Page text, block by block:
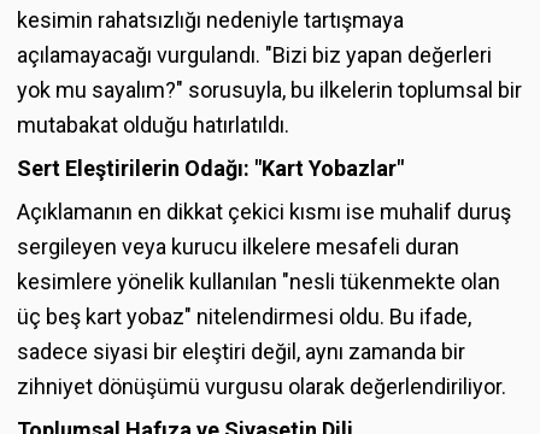
kesimin rahatsızlığı nedeniyle tartışmaya
açılamayacağı vurgulandı. "Bizi biz yapan değerleri
yok mu sayalım?" sorusuyla, bu ilkelerin toplumsal bir
mutabakat olduğu hatırlatıldı.
Sert Eleştirilerin Odağı: "Kart Yobazlar"
Açıklamanın en dikkat çekici kısmı ise muhalif duruş
sergileyen veya kurucu ilkelere mesafeli duran
kesimlere yönelik kullanılan "nesli tükenmekte olan
üç beş kart yobaz" nitelendirmesi oldu. Bu ifade,
sadece siyasi bir eleştiri değil, aynı zamanda bir
zihniyet dönüşümü vurgusu olarak değerlendiriliyor.